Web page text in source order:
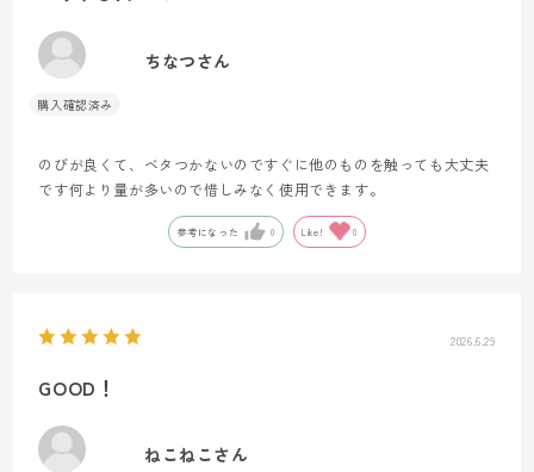
ちなつさん
のびが良くて、ベタつかないのですぐに他のものを触っても大丈夫
です何より量が多いので惜しみなく使用できます。
参考になった 0 Like! 0
2026.6.29
GOOD！
ねこねこさん